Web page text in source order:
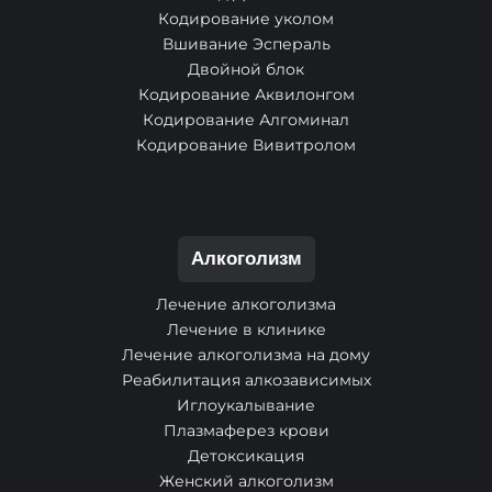
Кодирование уколом
Вшивание Эспераль
Двойной блок
Кодирование Аквилонгом
Кодирование Алгоминал
Кодирование Вивитролом
Алкоголизм
Лечение алкоголизма
Лечение в клинике
Лечение алкоголизма на дому
Реабилитация алкозависимых
Иглоукалывание
Плазмаферез крови
Детоксикация
Женский алкоголизм